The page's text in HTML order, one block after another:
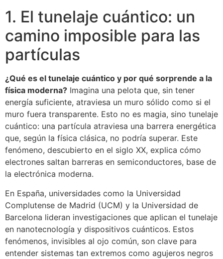
1. El tunelaje cuántico: un
camino imposible para las
partículas
¿Qué es el tunelaje cuántico y por qué sorprende a la
física moderna? Imagina una pelota que, sin tener
energía suficiente, atraviesa un muro sólido como si el
muro fuera transparente. Esto no es magia, sino tunelaje
cuántico: una partícula atraviesa una barrera energética
que, según la física clásica, no podría superar. Este
fenómeno, descubierto en el siglo XX, explica cómo
electrones saltan barreras en semiconductores, base de
la electrónica moderna.
En España, universidades como la Universidad
Complutense de Madrid (UCM) y la Universidad de
Barcelona lideran investigaciones que aplican el tunelaje
en nanotecnología y dispositivos cuánticos. Estos
fenómenos, invisibles al ojo común, son clave para
entender sistemas tan extremos como agujeros negros